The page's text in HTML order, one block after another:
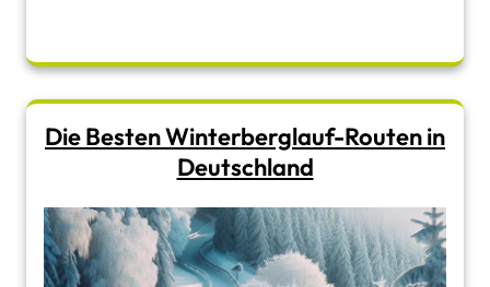
Die Besten Winterberglauf-Routen in
Deutschland